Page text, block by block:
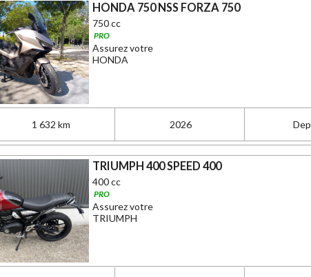
HONDA 750 NSS FORZA 750
750 cc
PRO
Assurez votre
HONDA
1 632 km 2026
TRIUMPH 400 SPEED 400
400 cc
PRO
Assurez votre
TRIUMPH